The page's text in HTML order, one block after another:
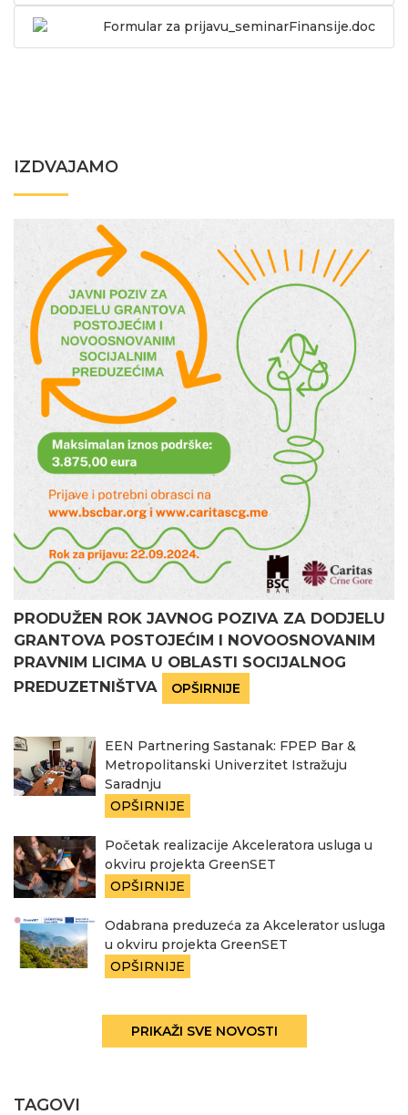
Formular za prijavu_seminarFinansije.doc
IZDVAJAMO
PRODUŽEN ROK JAVNOG POZIVA ZA DODJELU
GRANTOVA POSTOJEĆIM I NOVOOSNOVANIM
PRAVNIM LICIMA U OBLASTI SOCIJALNOG
PREDUZETNIŠTVA
OPŠIRNIJE
EEN Partnering Sastanak: FPEP Bar &
Metropolitanski Univerzitet Istražuju
Saradnju
OPŠIRNIJE
Početak realizacije Akceleratora usluga u
okviru projekta GreenSET
OPŠIRNIJE
Odabrana preduzeća za Akcelerator usluga
u okviru projekta GreenSET
OPŠIRNIJE
PRIKAŽI SVE NOVOSTI
TAGOVI